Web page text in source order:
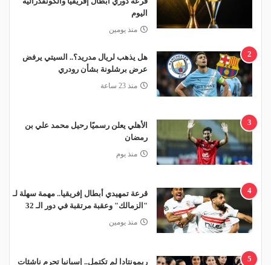
اليوم
منذ يومين
2
هل يذهب لريال مدريد؟.. السيتي يرفض
عرض برشلونة بشأن رودري
منذ 23 ساعة
3
الأهلي يعلن رسميًا رحيل محمد علي بن
رمضان
منذ يوم
4
قرعة تمهيدي أبطال إفريقيا.. مهمة سهلة لـ
"الزمالك" وعقبة مرتقبة في دور الـ 32
منذ يومين
5
ريمونتادا لم تكتمل.. إسبانيا تحرم ناشئات